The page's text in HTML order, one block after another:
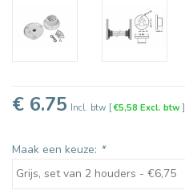
€ 6.75 Incl. btw [€5,58 Excl. btw]
Maak een keuze: *